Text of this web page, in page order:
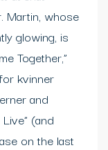
Martin, whose
glowing, is
Together,”
kvinner
and
(and
on the last